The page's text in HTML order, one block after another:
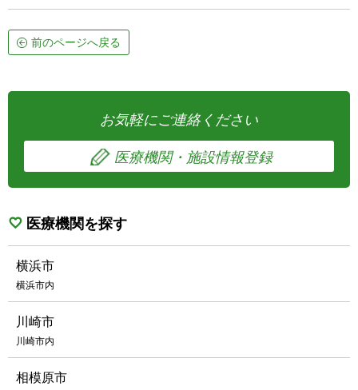
前のページへ戻る
お気軽にご連絡ください
医療機関・施設情報登録
医療機関を探す
横浜市
横浜市内
川崎市
川崎市内
相模原市